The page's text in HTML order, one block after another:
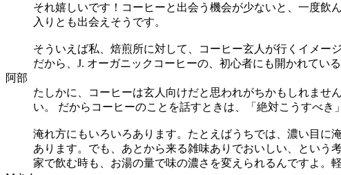
それ嬉しいです！コーヒーと出会う機会が少ないと、一度
入りとも出会えそうです。
そういえば私、焙煎所に対して、コーヒー玄人が行くイメー
だから、J. オーガニックコーヒーの、初心者にも開かれてい
阿部
たしかに、コーヒーは玄人向けだと思われがちかもしれませ
い。 だからコーヒーのことを話すときは、「絶対こうすべ
淹れ方にもいろいろあります。たとえばうちでは、濃い目に
あります。でも、あとから来る雑味ありでおいしい、という
家で飲む時も、お湯の量で味の濃さを変えられるんですよ。